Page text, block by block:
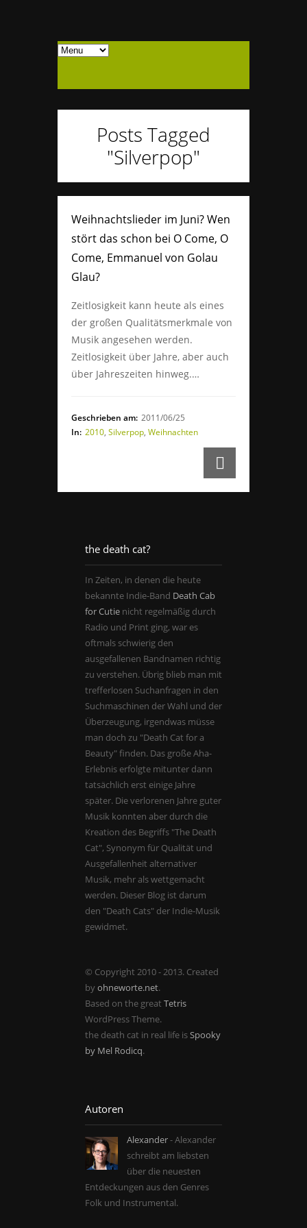
Posts Tagged
"Silverpop"
Weihnachtslieder im Juni? Wen
stört das schon bei O Come, O
Come, Emmanuel von Golau
Glau?
Zeitlosigkeit kann heute als eines
der großen Qualitätsmerkmale von
Musik angesehen werden.
Zeitlosigkeit über Jahre, aber auch
über Jahreszeiten hinweg.…
Geschrieben am: 2011/06/25
In: 2010, Silverpop, Weihnachten
the death cat?
In Zeiten, in denen die heute
bekannte Indie-Band Death Cab
for Cutie nicht regelmäßig durch
Radio und Print ging, war es
oftmals schwierig den
ausgefallenen Bandnamen richtig
zu verstehen. Übrig blieb man mit
trefferlosen Suchanfragen in den
Suchmaschinen der Wahl und der
Überzeugung, irgendwas müsse
man doch zu "Death Cat for a
Beauty" finden. Das große Aha-
Erlebnis erfolgte mitunter dann
tatsächlich erst einige Jahre
später. Die verlorenen Jahre guter
Musik konnten aber durch die
Kreation des Begriffs "The Death
Cat", Synonym für Qualität und
Ausgefallenheit alternativer
Musik, mehr als wettgemacht
werden. Dieser Blog ist darum
den "Death Cats" der Indie-Musik
gewidmet.
© Copyright 2010 - 2013. Created
byohneworte.net.
Based on the great Tetris
WordPress Theme.
the death cat in real life isSpooky
by Mel Rodicq.
Autoren
Alexander- Alexander
schreibt am liebsten
über die neuesten
Entdeckungen aus den Genres
Folk und Instrumental.